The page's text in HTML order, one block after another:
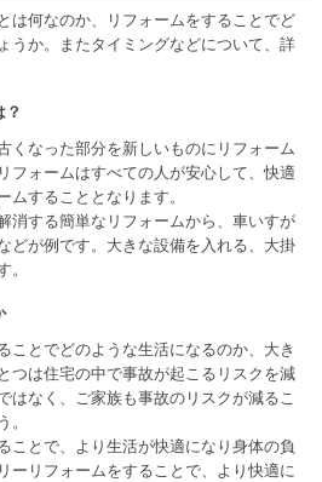
は何なのか、リフォームをすることでど
うか。またタイミングなどについて、詳
くなった部分を新しいものにリフォーム
フォームはすべての人が安心して、快適
ムすることとなります。
消する簡単なリフォームから、車いすが
どが例です。大きな設備を入れる、大掛
。
ことでどのような生活になるのか、大き
つは住宅の中で事故が起こるリスクを減
はなく、ご家族も事故のリスクが減るこ
。
ことで、より生活が快適になり身体の負
ーリフォームをすることで、より快適に